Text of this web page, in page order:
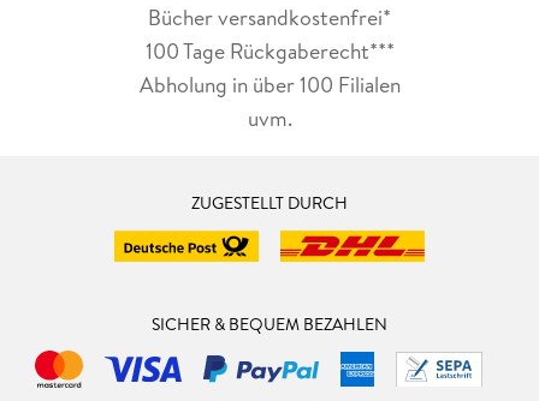
Bücher versandkostenfrei*
100 Tage Rückgaberecht***
Abholung in über 100 Filialen
uvm.
ZUGESTELLT DURCH
SICHER & BEQUEM BEZAHLEN